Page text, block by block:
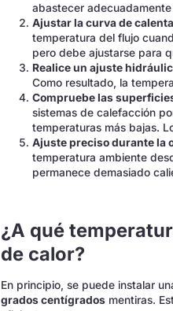
abastecer
Ajustar la curva de
temperatura del flujo
pero debe ajustarse para
Realice un ajuste
Como resultado, la
Compruebe las
sistemas de calefacción
temperaturas más bajas.
Ajuste preciso durante la
temperatura ambiente
permanece demasiado
¿A qué
de calor?
En principio, se puede instalar
grados centígrados mentiras.